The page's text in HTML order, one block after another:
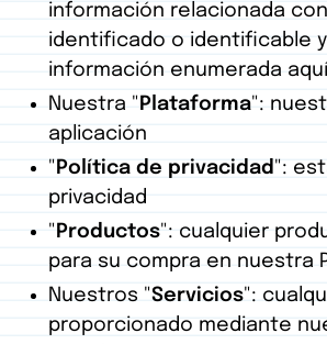
información relacionada
identificado o identificable
información enumerada
Nuestra " Plataforma":
aplicación
" Política de privacidad ":
privacidad
" Productos": cualquier
para su compra en nuestra
Nuestros "Servicios":
proporcionado mediante